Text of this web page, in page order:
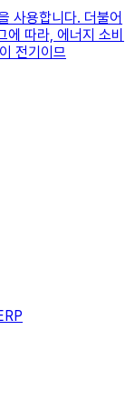
사용합니다. 더불어
따라, 에너지 소비
전기이므